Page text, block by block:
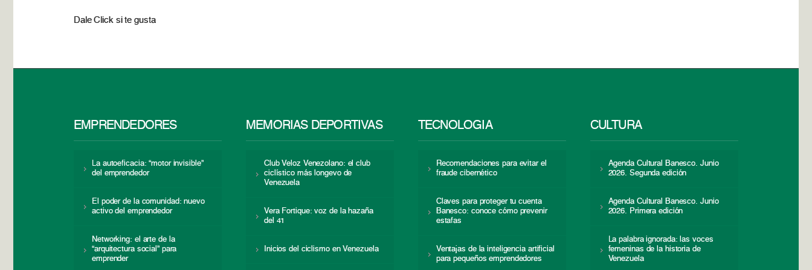
Dale Click si te gusta
EMPRENDEDORES
La autoeficacia: “motor invisible”
del emprendedor
El poder de la comunidad: nuevo
activo del emprendedor
Networking: el arte de la
“arquitectura social” para
emprender
MEMORIAS DEPORTIVAS
Club Veloz Venezolano: el club
ciclístico más longevo de
Venezuela
Vera Fortique: voz de la hazaña
del 41
Inicios del ciclismo en Venezuela
TECNOLOGÍA
Recomendaciones para evitar el
fraude cibernético
Claves para proteger tu cuenta
Banesco: conoce cómo prevenir
estafas
Ventajas de la inteligencia artificial
para pequeños emprendedores
CULTURA
Agenda Cultural Banesco. Junio
2026. Segunda edición
Agenda Cultural Banesco. Junio
2026. Primera edición
La palabra ignorada: las voces
femeninas de la historia de
Venezuela